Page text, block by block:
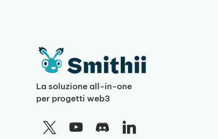
La soluzione all-in-one
per progetti web3